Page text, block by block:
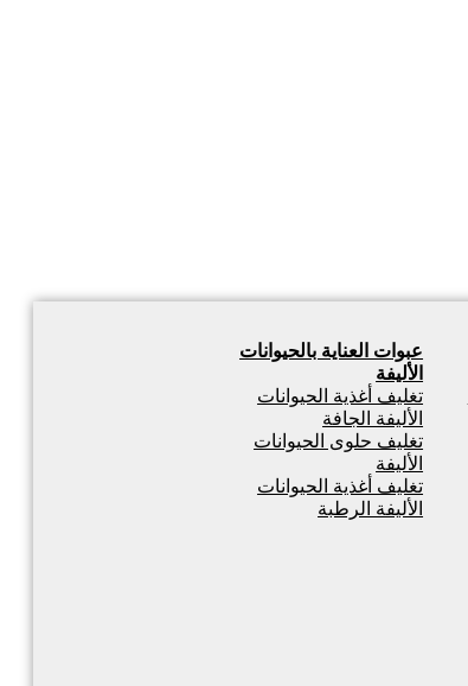
عبوات العناية بالحيوانات
الأليفة
تغليف أغذية الحيوانات
الأليفة الجافة
تغليف حلوى الحيوانات
الأليفة
تغليف أغذية الحيوانات
الأليفة الرطبة